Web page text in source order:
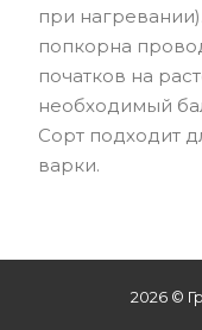
при
попкорна
початков на
необходимый
Сорт подходит
варки.
2026 ©